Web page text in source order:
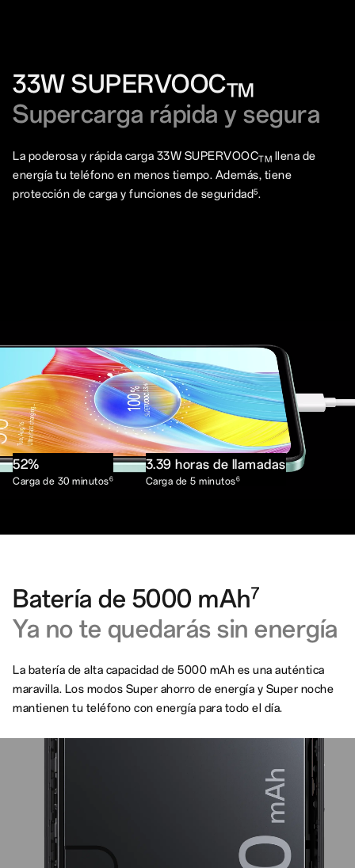
33W SUPERVOOCTM
Supercarga rápida y segura
La poderosa y rápida carga 33W SUPERVOOCTM llena de
energía tu teléfono en menos tiempo. Además, tiene
protección de carga y funciones de seguridad5.
52%
Carga de 30 minutos6
3.39 horas de llamadas
Carga de 5 minutos6
Batería de 5000 mAh7
Ya no te quedarás sin energía
La batería de alta capacidad de 5000 mAh es una auténtica
maravilla. Los modos Super ahorro de energía y Super noche
mantienen tu teléfono con energía para todo el día.